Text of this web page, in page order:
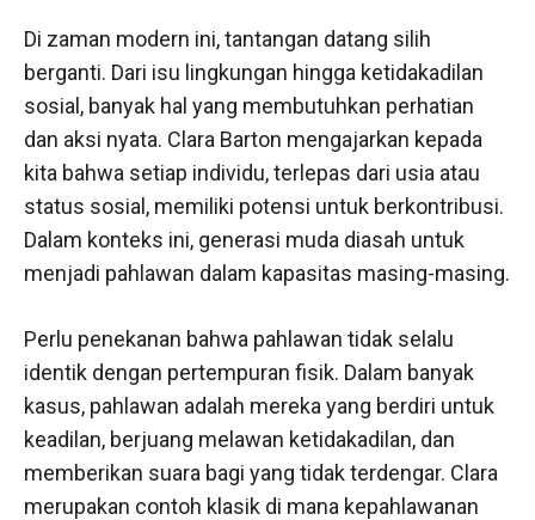
Di zaman modern ini, tantangan datang silih
berganti. Dari isu lingkungan hingga ketidakadilan
sosial, banyak hal yang membutuhkan perhatian
dan aksi nyata. Clara Barton mengajarkan kepada
kita bahwa setiap individu, terlepas dari usia atau
status sosial, memiliki potensi untuk berkontribusi.
Dalam konteks ini, generasi muda diasah untuk
menjadi pahlawan dalam kapasitas masing-masing.
Perlu penekanan bahwa pahlawan tidak selalu
identik dengan pertempuran fisik. Dalam banyak
kasus, pahlawan adalah mereka yang berdiri untuk
keadilan, berjuang melawan ketidakadilan, dan
memberikan suara bagi yang tidak terdengar. Clara
merupakan contoh klasik di mana kepahlawanan